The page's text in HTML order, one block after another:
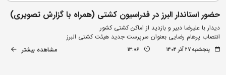
حضور استاندار البرز در فدراسیون کشتی (همراه با گزارش تصویری)
دیدار با علیرضا دبیر و بازدید از اماکن کشتی کشور
انتصاب پرهام رضایی بعنوان سرپرست جدید هیئت کشتی البرز
پنجشنبه ۲۷ آذر ۱۴۰۴ 13:06 مشاهده بیشتر